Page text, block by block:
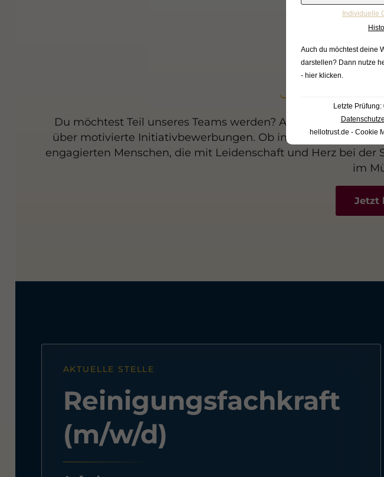
Hotel
Du möchtest Teil unseres Teams werden? Auch wenn
über motivierte Initiativbewerbungen. Ob im Service, an der
engagierten Menschen, die mit Leidenschaft und Herz bei der
im
Jetzt
AKTUELLE STELLE
Reinigungsfachkraft
(m/w/d)
Individuelle
Auch du möchtest deine
darstellen? Dann nutze
- hier klicken.
Letzte
hellotrust.de - Cookie